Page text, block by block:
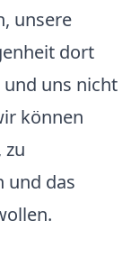
unsere
dort
uns nicht
können
zu
und das